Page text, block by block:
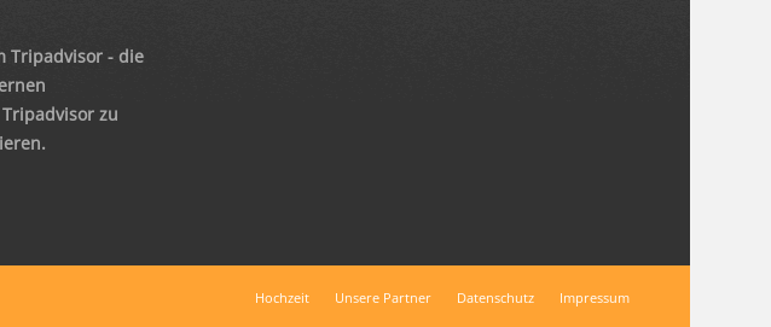
Tripadvisor - die
zu
Hochzeit Unsere Partner Datenschutz Impressum